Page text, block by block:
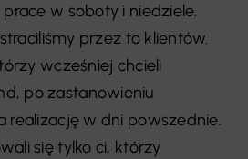
w soboty i niedziele.
przez to klientów.
wcześniej chcieli
po zastanowieniu
realizację w dni powszednie.
się tylko ci, którzy